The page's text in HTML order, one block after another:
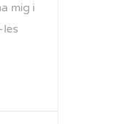
mig i
les